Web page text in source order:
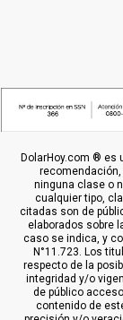
DolarHoy.com ® es
ninguna clase o
cualquier tipo,
citadas son de
elaborados sobre
caso se indica, y
N°11.723. Los
respecto de la
integridad y/o
de público
contenido de